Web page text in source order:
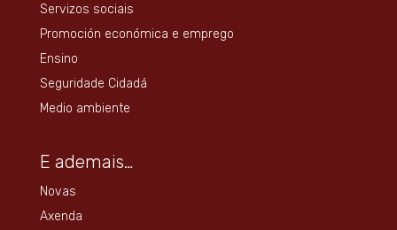
Servizos sociais
Promoción económica e emprego
Ensino
Seguridade Cidadá
Medio ambiente
E ademais…
Novas
Axenda